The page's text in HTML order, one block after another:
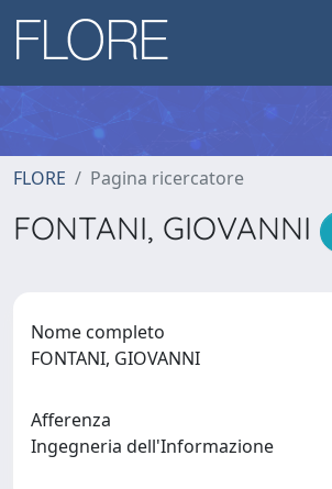
FLORE Pagina ricercatore
FONTANI, GIOVANNI
Nome completo
FONTANI, GIOVANNI
Afferenza
Ingegneria dell'Informazione